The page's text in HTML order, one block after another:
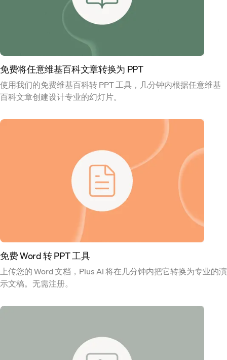
免费将任意维基百科文章转换为 PPT
使用我们的免费维基百科转 PPT 工具，几分钟内根据任意维基
百科文章创建设计专业的幻灯片。
免费 Word 转 PPT 工具
上传您的 Word 文档，Plus AI 将在几分钟内把它转换为专业的演
示文稿。无需注册。